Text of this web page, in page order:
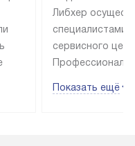
Либхер
специалистами
сервисного
эксплуатации
Показать ещё